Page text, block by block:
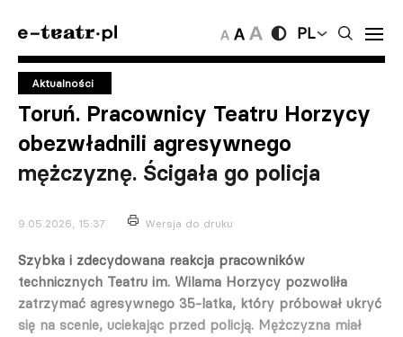
PL
Aktualności
Toruń. Pracownicy Teatru Horzycy
obezwładnili agresywnego
mężczyznę. Ścigała go policja
9.05.2026, 15:37 Wersja do druku
Szybka i zdecydowana reakcja pracowników
technicznych Teatru im. Wilama Horzycy pozwoliła
zatrzymać agresywnego 35-latka, który próbował ukryć
się na scenie, uciekając przed policją. Mężczyzna miał